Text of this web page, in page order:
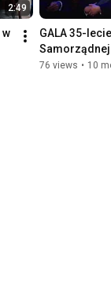
2:49
w
GALA 35-lecie
Siepraw 6
76 views • 10